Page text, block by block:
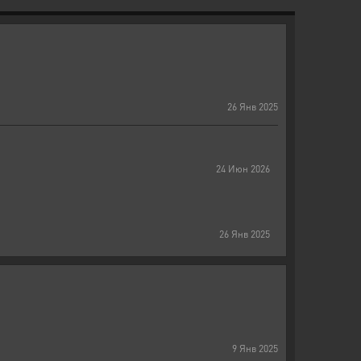
26 Янв 2025
24 Июн 2026
26 Янв 2025
9 Янв 2025